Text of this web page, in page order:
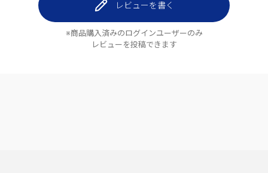
レビューを書く
※商品購入済みのログインユーザーのみ
レビューを投稿できます